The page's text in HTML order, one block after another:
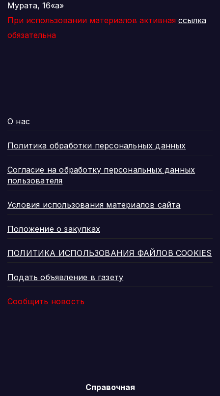
Мурата, 16«а»
При использовании материалов активная ссылка
обязательна
О нас
Политика обработки персональных данных
Согласие на обработку персональных данных
пользователя
Условия использования материалов сайта
Положение о закупках
ПОЛИТИКА ИСПОЛЬЗОВАНИЯ ФАЙЛОВ COOKIES
Подать объявление в газету
Сообщить новость
Справочная